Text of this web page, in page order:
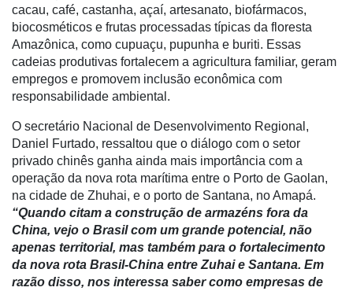
E-
Commerce
Informatização
da
Agricultura
Software
Empresarial
Tecnologia
para
Recursos
Hídricos
Membros
cacau, café, castanha, açaí, artesanato, biofármacos,
biocosméticos e frutas processadas típicas da floresta
Amazônica, como cupuaçu, pupunha e buriti. Essas
cadeias produtivas fortalecem a agricultura familiar, geram
empregos e promovem inclusão econômica com
responsabilidade ambiental.
O secretário Nacional de Desenvolvimento Regional,
Daniel Furtado, ressaltou que o diálogo com o setor
privado chinês ganha ainda mais importância com a
operação da nova rota marítima entre o Porto de Gaolan,
na cidade de Zhuhai, e o porto de Santana, no Amapá.
“Quando citam a construção de armazéns fora da
China, vejo o Brasil com um grande potencial, não
apenas territorial, mas também para o fortalecimento
da nova rota Brasil-China entre Zuhai e Santana. Em
razão disso, nos interessa saber como empresas de